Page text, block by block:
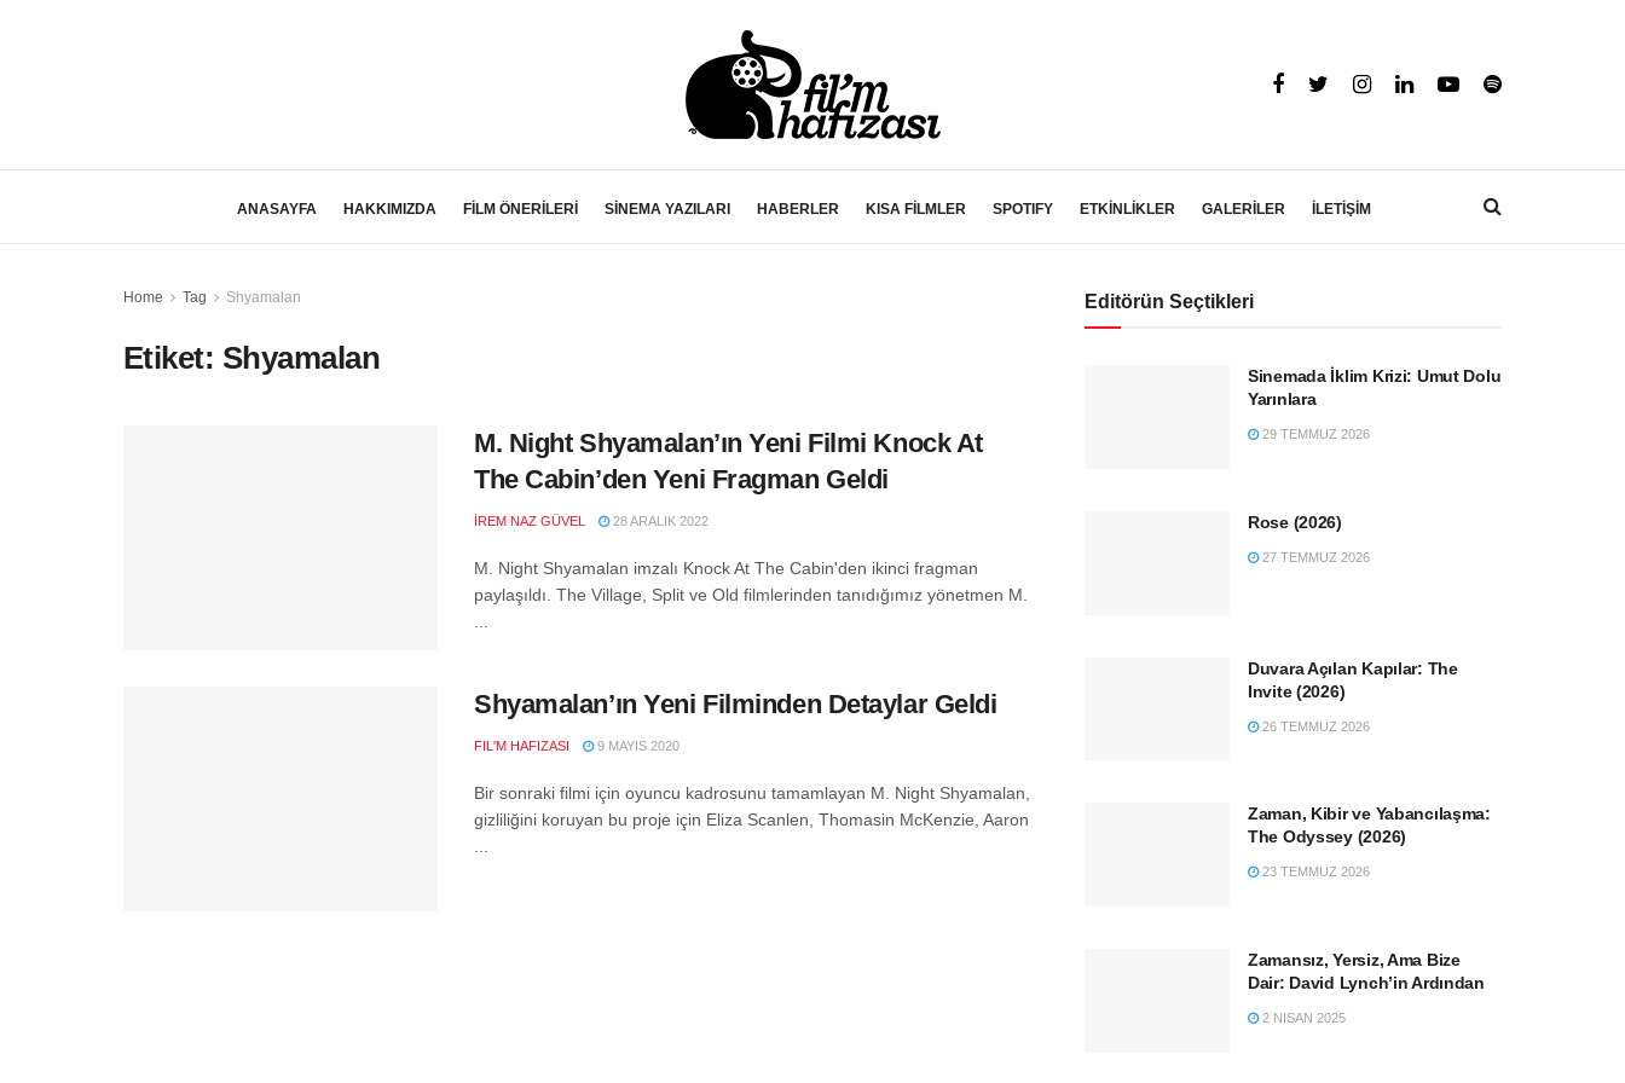
ANASAYFA HAKKIMIZDA FİLM ÖNERİLERİ SİNEMA YAZILARI HABERLER KISA FİLMLER SPOTIFY ETKİNLİKLER GALERİLER İLETİŞİM
Home Tag Shyamalan
Etiket: Shyamalan
M. Night Shyamalan’ın Yeni Filmi Knock At
The Cabin’den Yeni Fragman Geldi
İREM NAZ GÜVEL 28 ARALIK 2022
M. Night Shyamalan imzalı Knock At The Cabin'den ikinci fragman
paylaşıldı. The Village, Split ve Old filmlerinden tanıdığımız yönetmen M.
Shyamalan’ın Yeni Filminden Detaylar Geldi
FIL'M HAFIZASI 9 MAYIS 2020
Bir sonraki filmi için oyuncu kadrosunu tamamlayan M. Night Shyamalan,
gizliliğini koruyan bu proje için Eliza Scanlen, Thomasin McKenzie, Aaron
Editörün Seçtikleri
Sinemada İklim Krizi: Umut Dolu
Yarınlara
29 TEMMUZ 2026
Rose (2026)
27 TEMMUZ 2026
Duvara Açılan Kapılar: The
Invite (2026)
26 TEMMUZ 2026
Zaman, Kibir ve Yabancılaşma:
The Odyssey (2026)
23 TEMMUZ 2026
Zamansız, Yersiz, Ama Bize
Dair: David Lynch’in Ardından
2 NISAN 2025